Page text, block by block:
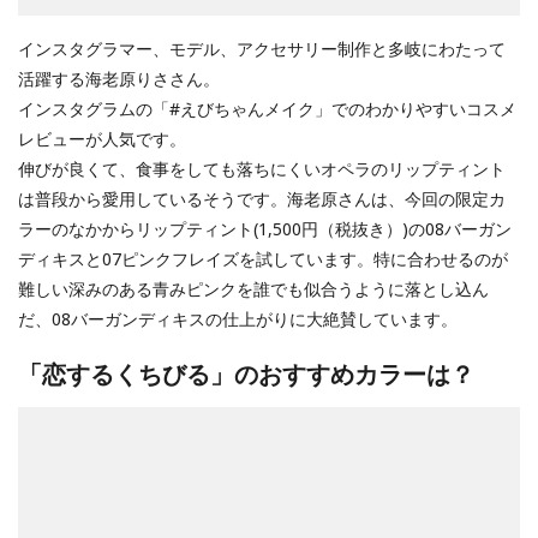
インスタグラマー、モデル、アクセサリー制作と多岐にわたって
活躍する海老原りささん。
インスタグラムの「#えびちゃんメイク」でのわかりやすいコスメ
レビューが人気です。
伸びが良くて、食事をしても落ちにくいオペラのリップティント
は普段から愛用しているそうです。海老原さんは、今回の限定カ
ラーのなかからリップティント(1,500円（税抜き）)の08バーガン
ディキスと07ピンクフレイズを試しています。特に合わせるのが
難しい深みのある青みピンクを誰でも似合うように落とし込ん
だ、08バーガンディキスの仕上がりに大絶賛しています。
「恋するくちびる」のおすすめカラーは？